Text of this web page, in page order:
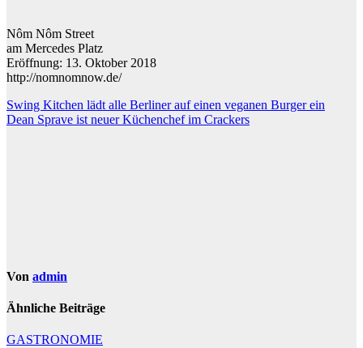
Nôm Nôm Street
am Mercedes Platz
Eröffnung: 13. Oktober 2018
http://nomnomnow.de/
Beitragsnavigation
Swing Kitchen lädt alle Berliner auf einen veganen Burger ein
Dean Sprave ist neuer Küchenchef im Crackers
Von admin
Ähnliche Beiträge
GASTRONOMIE